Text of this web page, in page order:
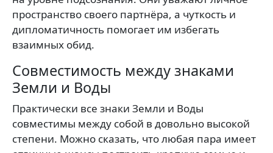
пространство своего партнёра, а чуткость и
дипломатичность помогает им избегать
взаимных обид.
Совместимость между знаками
Земли и Воды
Практически все знаки Земли и Воды
совместимы между собой в довольно высокой
степени. Можно сказать, что любая пара имеет